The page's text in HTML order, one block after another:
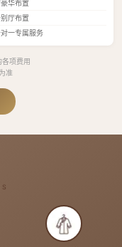
华布置
厅布置
一专属服务
各项费用
准